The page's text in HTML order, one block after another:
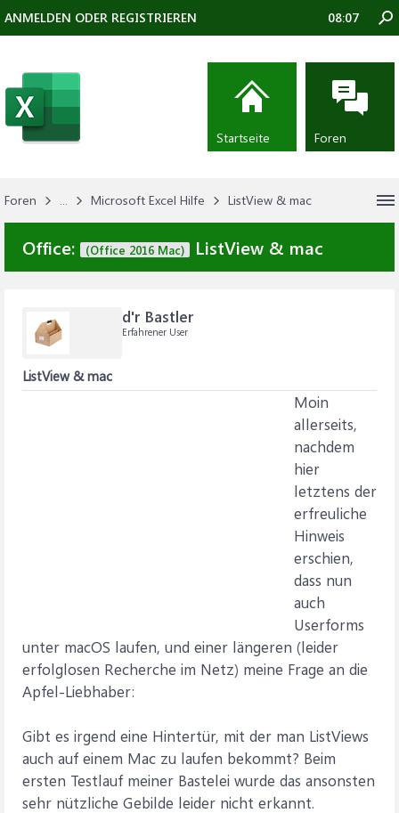
Foren ... Microsoft Excel Hilfe ListView & mac
Office: (Office 2016 Mac) ListView & mac
d'r Bastler
Erfahrener User
ListView & mac
Moin
allerseits,
nachdem
hier
letztens der
erfreuliche
Hinweis
erschien,
dass nun
auch
Userforms
unter macOS laufen, und einer längeren (leider
erfolglosen Recherche im Netz) meine Frage an die
Apfel-Liebhaber:
Gibt es irgend eine Hintertür, mit der man ListViews
auch auf einem Mac zu laufen bekommt? Beim
ersten Testlauf meiner Bastelei wurde das ansonsten
sehr nützliche Gebilde leider nicht erkannt.
ANMELDEN ODER REGISTRIEREN 08:07
Startseite Foren